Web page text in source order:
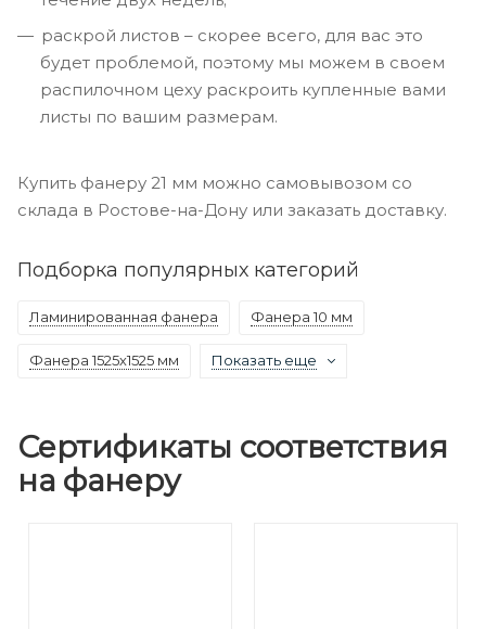
раскрой листов – скорее всего, для вас это
будет проблемой, поэтому мы можем в своем
распилочном цеху раскроить купленные вами
листы по вашим размерам.
Купить фанеру 21 мм можно самовывозом со
склада в Ростове-на-Дону или заказать доставку.
Подборка популярных категорий
Ламинированная фанера Фанера 10 мм
Фанера 1525х1525 мм Показать еще
Сертификаты соответствия
на фанеру